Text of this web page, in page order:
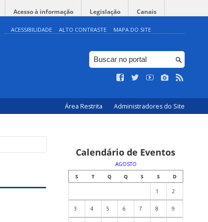
Acesso à informação Legislação Canais
ACESSIBILIDADE ALTO CONTRASTE MAPA DO SITE
Área Restrita Administradores do Site
Calendário de Eventos
AGOSTO
S
T Q Q S S D
1 2
3 4 5 6 7 8 9